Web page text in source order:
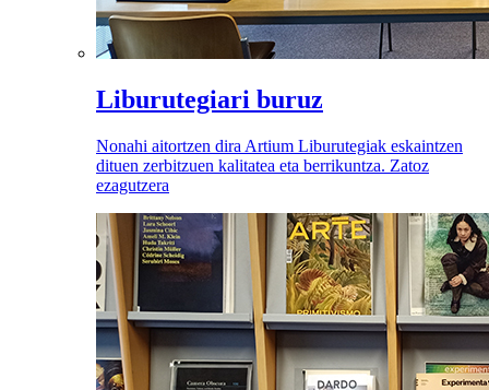
Liburutegiari buruz
Nonahi aitortzen dira Artium Liburutegiak eskaintzen
dituen zerbitzuen kalitatea eta berrikuntza. Zatoz
ezagutzera